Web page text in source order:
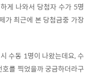
게 나와서 당첨자 수가 5명
가 최근에 본 당첨금중 가장
수동 1명이 나왔는데요, 수
를 찍었을까 궁금하더라구